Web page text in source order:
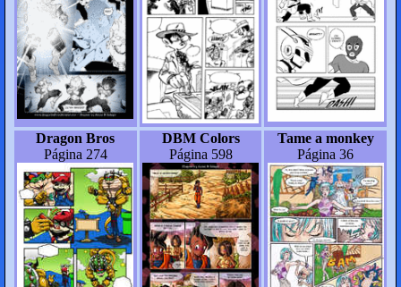
Dragon Bros
Página 274
DBM Colors
Página 598
Tame a monkey
Página 36